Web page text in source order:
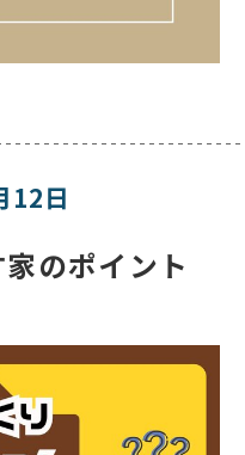
12日
のポイント